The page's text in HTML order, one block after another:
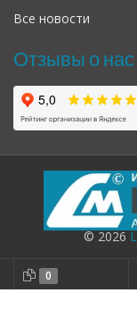
Все новости
Отзывы о
© 2026
0